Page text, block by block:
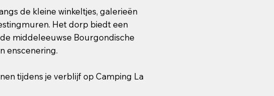
de kleine winkeltjes, galerieën
Het dorp biedt een
middeleeuwse Bourgondische
enscenering.
tijdens je verblijf op Camping La